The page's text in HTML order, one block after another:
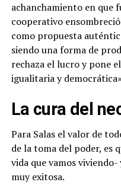
achanchamiento en que
cooperativo
como propuesta
siendo una forma de
rechaza el lucro y pone
igualitaria y
La cura del
Para Salas el valor de
de la toma del poder, es
vida que vamos
muy exitosa.